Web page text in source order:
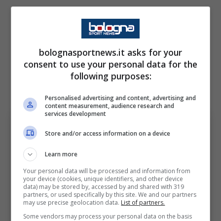
per l’attacco della prossima
appare in uscita dalla Juventus essendo in
scadenza di contratto a giugno e pronto a
bolognasportnews.it asks for your
consent to use your personal data for the
following purposes:
Personalised advertising and content, advertising and
content measurement, audience research and
services development
Store and/or access information on a device
Learn more
Your personal data will be processed and information from
your device (cookies, unique identifiers, and other device
data) may be stored by, accessed by and shared with 319
partners, or used specifically by this site. We and our partners
may use precise geolocation data. List of partners.
Some vendors may process your personal data on the basis